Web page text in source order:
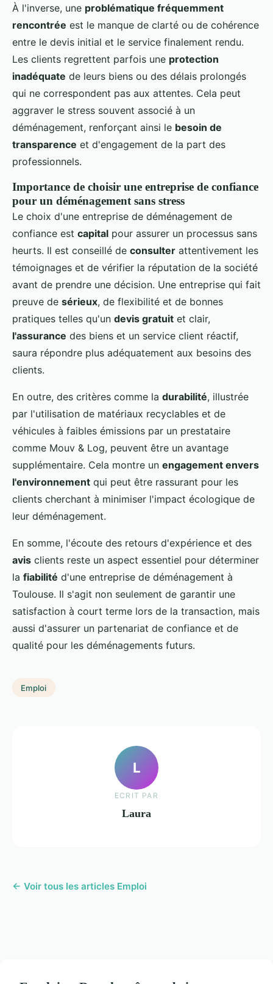
À l'inverse, une problématique fréquemment
rencontrée est le manque de clarté ou de cohérence
entre le devis initial et le service finalement rendu.
Les clients regrettent parfois une protection
inadéquate de leurs biens ou des délais prolongés
qui ne correspondent pas aux attentes. Cela peut
aggraver le stress souvent associé à un
déménagement, renforçant ainsi le besoin de
transparence et d'engagement de la part des
professionnels.
Importance de choisir une entreprise de confiance
pour un déménagement sans stress
Le choix d'une entreprise de déménagement de
confiance est capital pour assurer un processus sans
heurts. Il est conseillé de consulter attentivement les
témoignages et de vérifier la réputation de la société
avant de prendre une décision. Une entreprise qui fait
preuve de sérieux, de flexibilité et de bonnes
pratiques telles qu'un devis gratuit et clair,
l'assurance des biens et un service client réactif,
saura répondre plus adéquatement aux besoins des
clients.
En outre, des critères comme la durabilité, illustrée
par l'utilisation de matériaux recyclables et de
véhicules à faibles émissions par un prestataire
comme Mouv & Log, peuvent être un avantage
supplémentaire. Cela montre un engagement envers
l'environnement qui peut être rassurant pour les
clients cherchant à minimiser l'impact écologique de
leur déménagement.
En somme, l'écoute des retours d'expérience et des
avis clients reste un aspect essentiel pour déterminer
la fiabilité d'une entreprise de déménagement à
Toulouse. Il s'agit non seulement de garantir une
satisfaction à court terme lors de la transaction, mais
aussi d'assurer un partenariat de confiance et de
qualité pour les déménagements futurs.
Emploi
L
ECRIT PAR
Laura
← Voir tous les articles Emploi